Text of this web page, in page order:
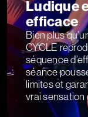
Ludique
efficace
Bien plus
CYCLE
séquence
séance
limites et
vrai sensation